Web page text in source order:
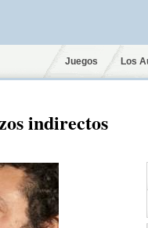
Juegos Los
indirectos